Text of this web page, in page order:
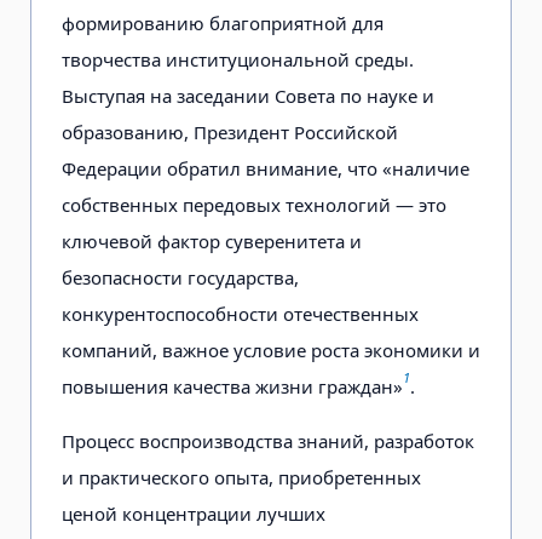
формированию благоприятной для
творчества институциональной среды.
Выступая на заседании Совета по науке и
образованию, Президент Российской
Федерации обратил внимание, что «наличие
собственных передовых технологий — это
ключевой фактор суверенитета и
безопасности государства,
конкурентоспособности отечественных
компаний, важное условие роста экономики и
повышения качества жизни граждан»1.
Процесс воспроизводства знаний, разработок
и практического опыта, приобретенных
ценой концентрации лучших